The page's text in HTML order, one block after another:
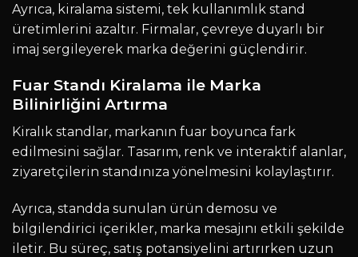
Ayrıca, kiralama sistemi, tek kullanımlık stand
üretimlerini azaltır. Firmalar, çevreye duyarlı bir
imaj sergileyerek marka değerini güçlendirir.
Fuar Standı Kiralama ile Marka
Bilinirliğini Artırma
Kiralık standlar, markanın fuar boyunca fark
edilmesini sağlar. Tasarım, renk ve interaktif alanlar,
ziyaretçilerin standınıza yönelmesini kolaylaştırır.
Ayrıca, standda sunulan ürün demosu ve
bilgilendirici içerikler, marka mesajını etkili şekilde
iletir. Bu süreç, satış potansiyelini artırırken uzun